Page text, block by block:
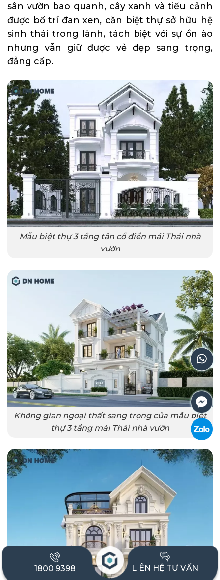
sân vườn bao quanh, cây xanh và tiểu cảnh
được bố trí đan xen, căn biệt thự sở hữu hệ
sinh thái trong lành, tách biệt với sự ồn ào
nhưng vẫn giữ được vẻ đẹp sang trọng,
đẳng cấp.
Mẫu biệt thự 3 tầng tân cổ điển mái Thái nhà
vườn
Không gian ngoại thất sang trọng của mẫu biệt
thự 3 tầng mái Thái nhà vườn
1800 9398 LIÊN HỆ TƯ VẤN